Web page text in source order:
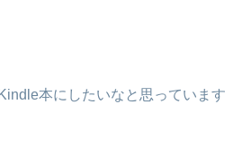
本にしたいなと思っています